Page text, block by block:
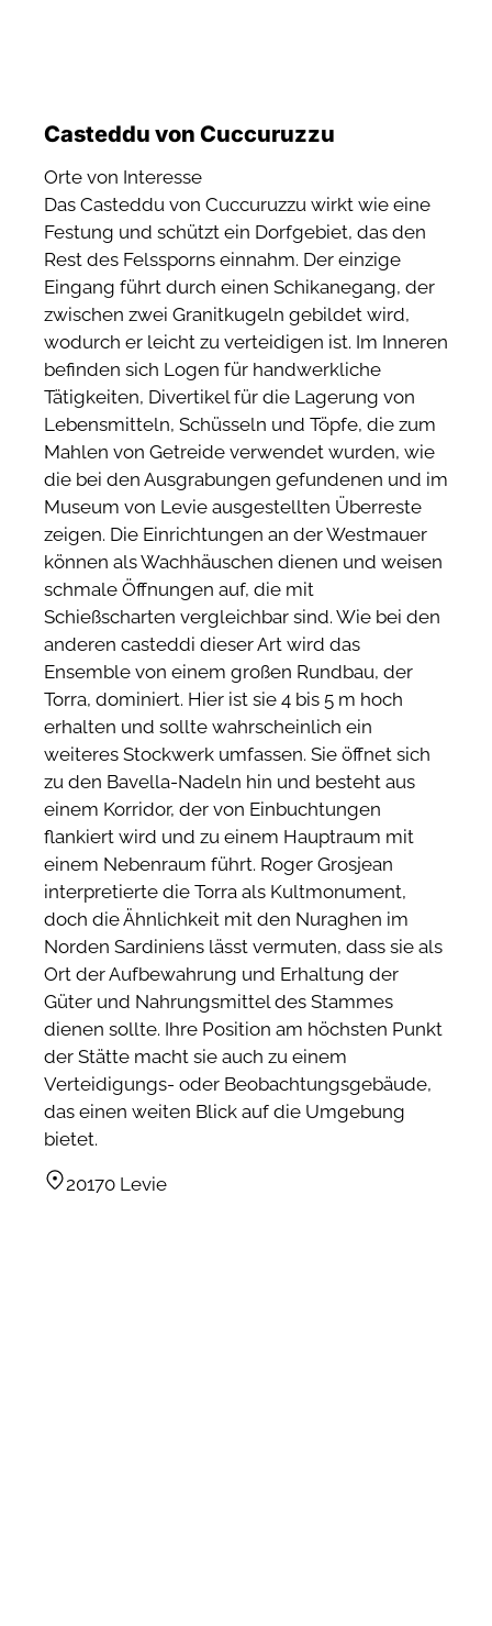
Casteddu von Cuccuruzzu
Orte von Interesse
Das Casteddu von Cuccuruzzu wirkt wie eine
Festung und schützt ein Dorfgebiet, das den
Rest des Felssporns einnahm. Der einzige
Eingang führt durch einen Schikanegang, der
zwischen zwei Granitkugeln gebildet wird,
wodurch er leicht zu verteidigen ist. Im Inneren
befinden sich Logen für handwerkliche
Tätigkeiten, Divertikel für die Lagerung von
Lebensmitteln, Schüsseln und Töpfe, die zum
Mahlen von Getreide verwendet wurden, wie
die bei den Ausgrabungen gefundenen und im
Museum von Levie ausgestellten Überreste
zeigen. Die Einrichtungen an der Westmauer
können als Wachhäuschen dienen und weisen
schmale Öffnungen auf, die mit
Schießscharten vergleichbar sind. Wie bei den
anderen casteddi dieser Art wird das
Ensemble von einem großen Rundbau, der
Torra, dominiert. Hier ist sie 4 bis 5 m hoch
erhalten und sollte wahrscheinlich ein
weiteres Stockwerk umfassen. Sie öffnet sich
zu den Bavella-Nadeln hin und besteht aus
einem Korridor, der von Einbuchtungen
flankiert wird und zu einem Hauptraum mit
einem Nebenraum führt. Roger Grosjean
interpretierte die Torra als Kultmonument,
doch die Ähnlichkeit mit den Nuraghen im
Norden Sardiniens lässt vermuten, dass sie als
Ort der Aufbewahrung und Erhaltung der
Güter und Nahrungsmittel des Stammes
dienen sollte. Ihre Position am höchsten Punkt
der Stätte macht sie auch zu einem
Verteidigungs- oder Beobachtungsgebäude,
das einen weiten Blick auf die Umgebung
bietet.
20170 Levie